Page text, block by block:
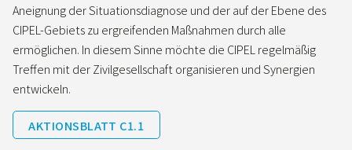
Aneignung der Situationsdiagnose und der auf der Ebene des
CIPEL-Gebiets zu ergreifenden Maßnahmen durch alle
ermöglichen. In diesem Sinne möchte die CIPEL regelmäßig
Treffen mit der Zivilgesellschaft organisieren und Synergien
entwickeln.
AKTIONSBLATT C1.1